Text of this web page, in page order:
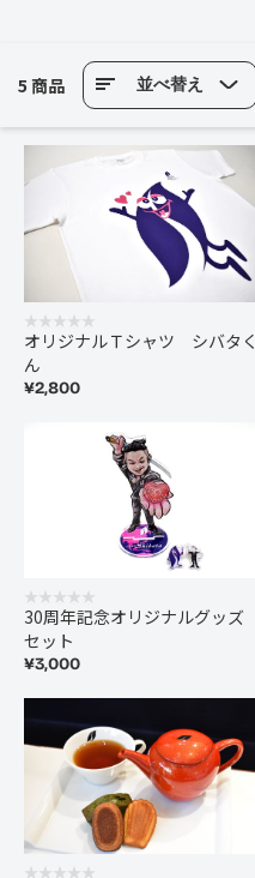
5 商品 並べ替え
オリジナルＴシャツ シバタく
ん
¥2,800
30周年記念オリジナルグッズ
セット
¥3,000